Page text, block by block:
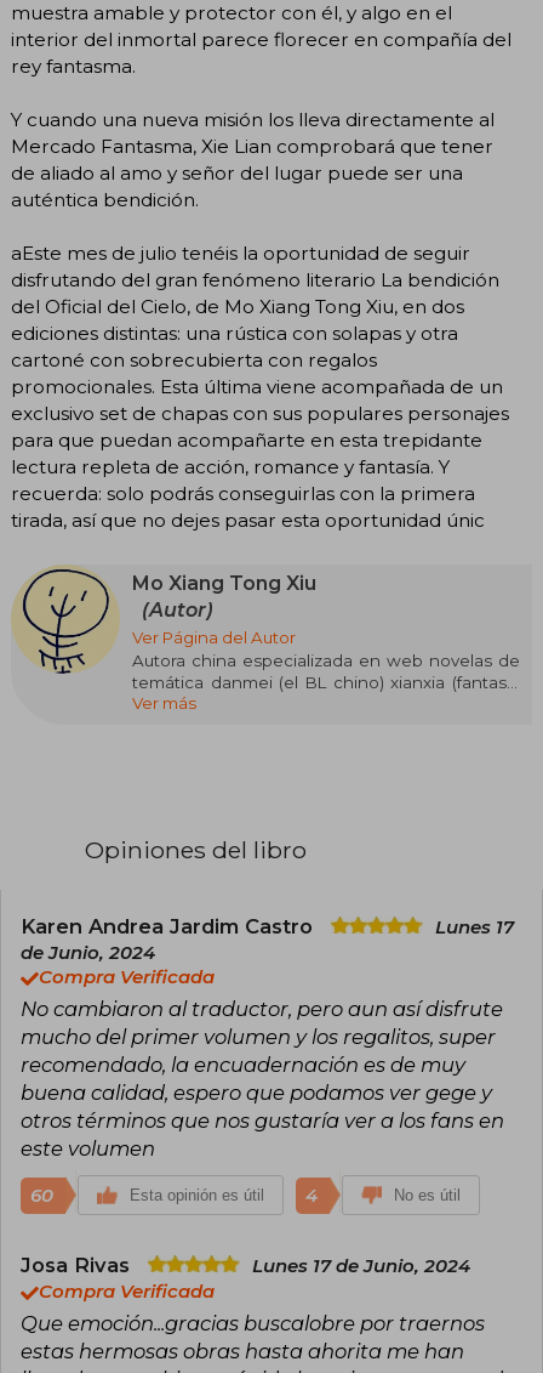
muestra amable y protector con él, y algo en el
interior del inmortal parece florecer en compañía del
rey fantasma.
Y cuando una nueva misión los lleva directamente al
Mercado Fantasma, Xie Lian comprobará que tener
de aliado al amo y señor del lugar puede ser una
auténtica bendición.
aEste mes de julio tenéis la oportunidad de seguir
disfrutando del gran fenómeno literario La bendición
del Oficial del Cielo, de Mo Xiang Tong Xiu, en dos
ediciones distintas: una rústica con solapas y otra
cartoné con sobrecubierta con regalos
promocionales. Esta última viene acompañada de un
exclusivo set de chapas con sus populares personajes
para que puedan acompañarte en esta trepidante
lectura repleta de acción, romance y fantasía. Y
recuerda: solo podrás conseguirlas con la primera
tirada, así que no dejes pasar esta oportunidad únic
Mo Xiang Tong Xiu
(Autor)
Ver Página del Autor
Autora china especializada en web novelas de
temática danmei (el BL chino) xianxia (fantasía
china) y wuxia (artes marciales). El nombre Mo
género bastante polémico en China con
chino) y que comenzó su carrera tras aficionarse
al boy’s love al leer un fanfic de D. Gray-Man en
la escuela secundaria.
Son sus populares novelas, tres en total
publicadas y terminadas (The Scum Villain’s Self-
Saving System, Grandmaster of Demonic
Cultivation y Heaven Official’s Blessing),
disponibles tanto en formato online como en
físico por la editorial china PINSIN STUDIO
(pasadas por el filtro de la censura). Cada una de
comic (manhua), animación (donghua) e,
incluso, series de acción real.
Ver más
Opiniones del libro
Karen Andrea Jardim Castro
Lunes 17
de Junio, 2024
Compra Verificada
No cambiaron al traductor, pero aun así disfrute
mucho del primer volumen y los regalitos, super
recomendado, la encuadernación es de muy
buena calidad, espero que podamos ver gege y
otros términos que nos gustaría ver a los fans en
este volumen
60 Esta opinión es útil 4 No es útil
Josa Rivas
Lunes 17 de Junio, 2024
Compra Verificada
Que emoción...gracias buscalobre por traernos
estas hermosas obras hasta ahorita me han